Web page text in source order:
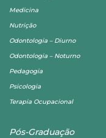
Medicina
Nutrição
Odontologia – Diurno
Odontologia – Noturno
Pedagogia
Psicologia
Terapia Ocupacional
Pós-Graduação